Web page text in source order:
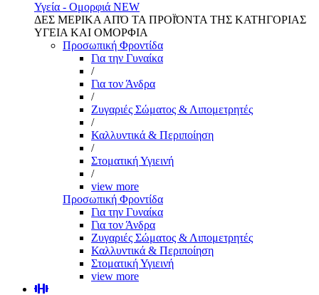
Υγεία - Ομορφιά NEW
ΔΕΣ ΜΕΡΙΚΑ ΑΠΌ ΤΑ ΠΡΟΪΌΝΤΑ ΤΗΣ ΚΑΤΗΓΟΡΙΑΣ
ΥΓΕΙΑ ΚΑΙ ΟΜΟΡΦΙΑ
Προσωπική Φροντίδα
Για την Γυναίκα
/
Για τον Άνδρα
/
Ζυγαριές Σώματος & Λιπομετρητές
/
Καλλυντικά & Περιποίηση
/
Στοματική Υγιεινή
/
view more
Προσωπική Φροντίδα
Για την Γυναίκα
Για τον Άνδρα
Ζυγαριές Σώματος & Λιπομετρητές
Καλλυντικά & Περιποίηση
Στοματική Υγιεινή
view more